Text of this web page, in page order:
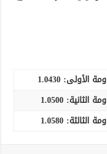
الأولى: 1.0430
الثانية: 1.0500
الثالثة: 1.0580